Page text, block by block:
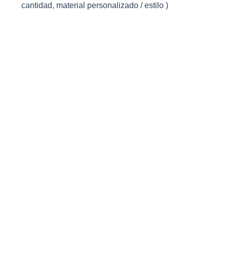
cantidad, material personalizado / estilo )